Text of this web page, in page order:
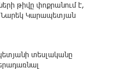
թիվը փոքրանում է,
Նարեկ Կարապետյան
տեսլականը